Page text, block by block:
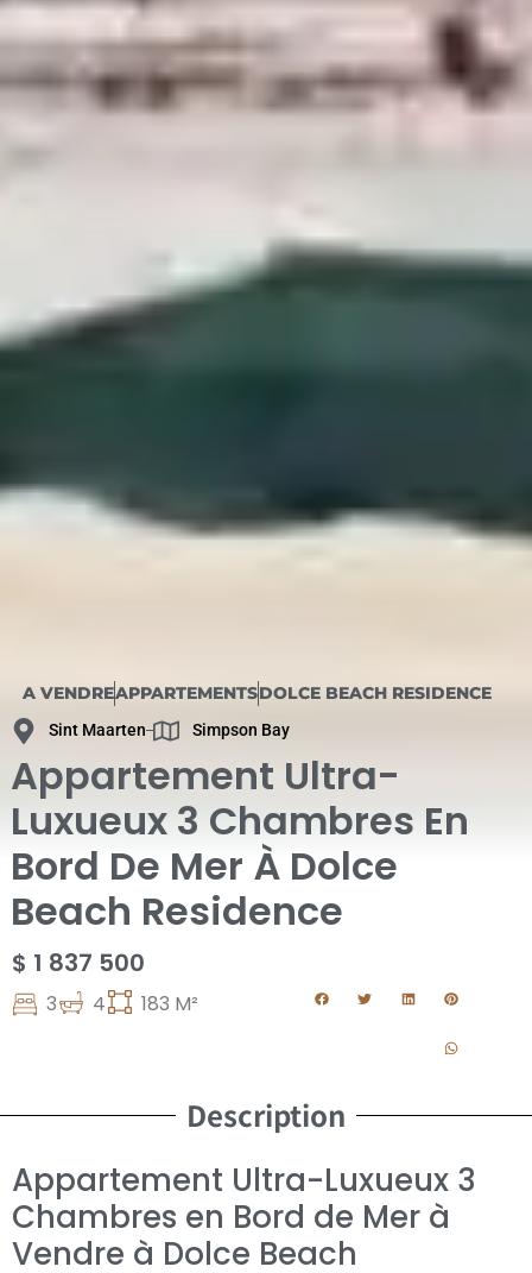
3 4 183 M²
$ 1 837 500
Appartement Ultra-
Luxueux 3 Chambres En
Bord De Mer À Dolce
Beach Residence
Sint Maarten Simpson Bay
A VENDREAPPARTEMENTSDOLCE BEACH RESIDENCE
Description
Appartement Ultra-Luxueux 3
Chambres en Bord de Mer à
Vendre à Dolce Beach